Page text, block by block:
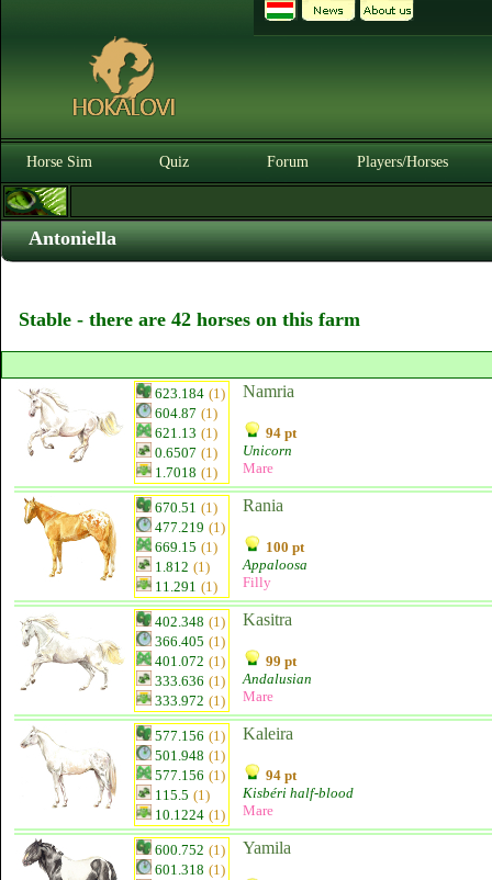
Horse Sim Quiz Forum Players/Horses
Antoniella
Stable - there are 42 horses on this farm
623.184 (1)
604.87 (1)
621.13 (1)
0.6507 (1)
1.7018 (1)
Namria
94 pt
Unicorn
Mare
670.51 (1)
477.219 (1)
669.15 (1)
1.812 (1)
11.291 (1)
Rania
100 pt
Appaloosa
Filly
402.348 (1)
366.405 (1)
401.072 (1)
333.636 (1)
333.972 (1)
Kasitra
99 pt
Andalusian
Mare
577.156 (1)
501.948 (1)
577.156 (1)
115.5 (1)
10.1224 (1)
Kaleira
94 pt
Kisbéri half-blood
Mare
600.752 (1)
601.318 (1)
Yamila